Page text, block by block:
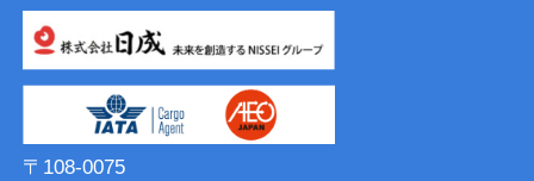
〒108-0075